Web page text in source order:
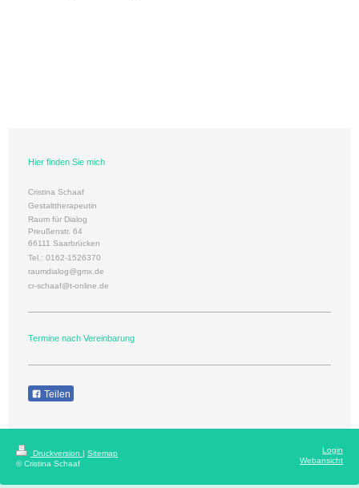
Hier finden Sie mich
Cristina Schaaf
Gestalttherapeutin
Raum für Dialog
Preußenstr. 64
66111 Saarbrücken
Tel.: 0162-1526370
raumdialog@gmx.de
cr-schaaf@t-online.de
Termine nach Vereinbarung
Teilen
Druckversion
Sitemap
© Cristina Schaaf
Login
Webansicht